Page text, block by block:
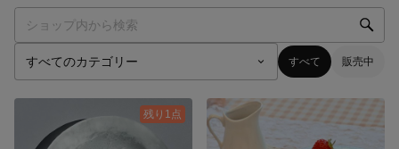
すべて 販売中
残り1点